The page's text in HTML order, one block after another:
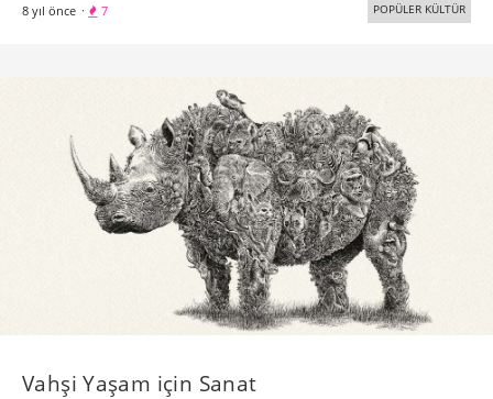
8 yıl önce · 7 POPÜLER KÜLTÜR
Vahşi Yaşam için Sanat